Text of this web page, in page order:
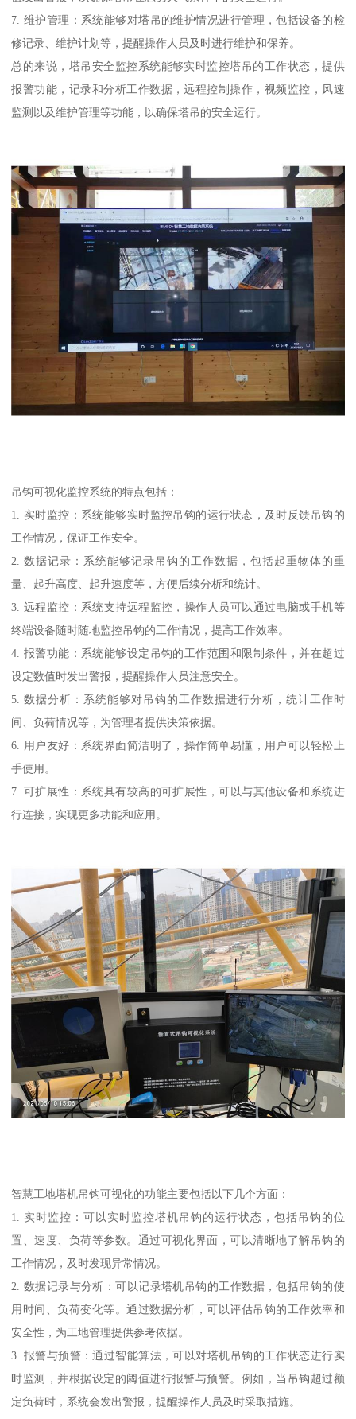
7. 维护管理：系统能够对塔吊的维护情况进行管理，包括设备的检
修记录、维护计划等，提醒操作人员及时进行维护和保养。
总的来说，塔吊安全监控系统能够实时监控塔吊的工作状态，提供
报警功能，记录和分析工作数据，远程控制操作，视频监控，风速
监测以及维护管理等功能，以确保塔吊的安全运行。
吊钩可视化监控系统的特点包括：
1. 实时监控：系统能够实时监控吊钩的运行状态，及时反馈吊钩的
工作情况，保证工作安全。
2. 数据记录：系统能够记录吊钩的工作数据，包括起重物体的重
量、起升高度、起升速度等，方便后续分析和统计。
3. 远程监控：系统支持远程监控，操作人员可以通过电脑或手机等
终端设备随时随地监控吊钩的工作情况，提高工作效率。
4. 报警功能：系统能够设定吊钩的工作范围和限制条件，并在超过
设定数值时发出警报，提醒操作人员注意安全。
5. 数据分析：系统能够对吊钩的工作数据进行分析，统计工作时
间、负荷情况等，为管理者提供决策依据。
6. 用户友好：系统界面简洁明了，操作简单易懂，用户可以轻松上
手使用。
7. 可扩展性：系统具有较高的可扩展性，可以与其他设备和系统进
行连接，实现更多功能和应用。
智慧工地塔机吊钩可视化的功能主要包括以下几个方面：
1. 实时监控：可以实时监控塔机吊钩的运行状态，包括吊钩的位
置、速度、负荷等参数。通过可视化界面，可以清晰地了解吊钩的
工作情况，及时发现异常情况。
2. 数据记录与分析：可以记录塔机吊钩的工作数据，包括吊钩的使
用时间、负荷变化等。通过数据分析，可以评估吊钩的工作效率和
安全性，为工地管理提供参考依据。
3. 报警与预警：通过智能算法，可以对塔机吊钩的工作状态进行实
时监测，并根据设定的阈值进行报警与预警。例如，当吊钩超过额
定负荷时，系统会发出警报，提醒操作人员及时采取措施。